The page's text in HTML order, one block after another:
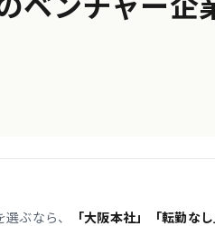
ぶなら、
「大阪本社」「転勤な